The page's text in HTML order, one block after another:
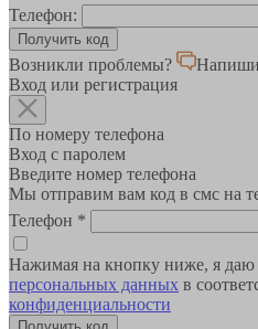
Телефон:
Возникли проблемы?
Вход или регистрация
По номеру телефона
Вход с паролем
Введите номер телефона
Мы отправим вам код в смс на
Телефон *
Нажимая на кнопку ниже, я даю
персональных данных в
конфиденциальности